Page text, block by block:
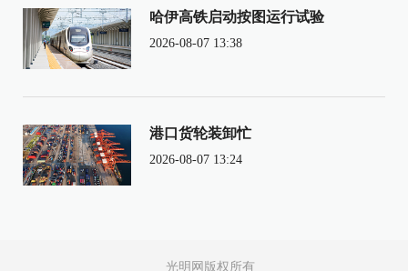
哈伊高铁启动按图运行试验
2026-08-07 13:38
港口货轮装卸忙
2026-08-07 13:24
光明网版权所有